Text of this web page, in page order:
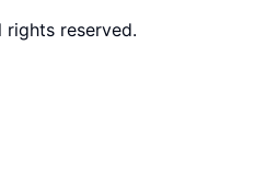
reserved.